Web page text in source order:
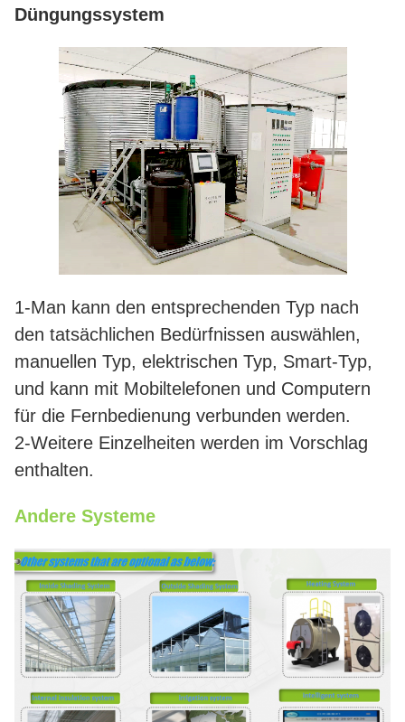
Düngungssystem
1-Man kann den entsprechenden Typ nach
den tatsächlichen Bedürfnissen auswählen,
manuellen Typ, elektrischen Typ, Smart-Typ,
und kann mit Mobiltelefonen und Computern
für die Fernbedienung verbunden werden.
2-Weitere Einzelheiten werden im Vorschlag
enthalten.
Andere Systeme